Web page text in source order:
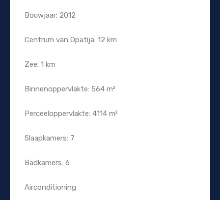
Bouwjaar: 2012
Centrum van Opatija: 12 km
Zee: 1 km
Binnenoppervlakte: 564 m²
Perceeloppervlakte: 4114 m²
Slaapkamers: 7
Badkamers: 6
Airconditioning